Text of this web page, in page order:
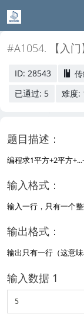
#A1054. 【入
ID: 28543 传
已通过: 5
难度:
题目描述：
编程求1平方+2平方
输入格式：
输入一行，只有一个
输出格式：
输出只有一行（这意
输入数据 1
5